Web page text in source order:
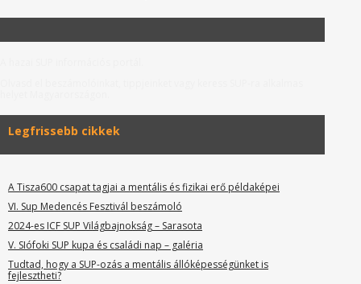
Legfrissebb cikkek
A Tisza600 csapat tagjai a mentális és fizikai erő példaképei
VI. Sup Medencés Fesztivál beszámoló
2024-es ICF SUP Világbajnokság – Sarasota
V. SIófoki SUP kupa és családi nap – galéria
Tudtad, hogy a SUP-ozás a mentális állóképességünket is
fejlesztheti?